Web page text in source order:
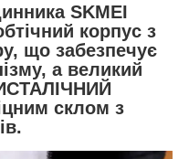
SKMEI
корпус з
що забезпечує
а великий
склом з